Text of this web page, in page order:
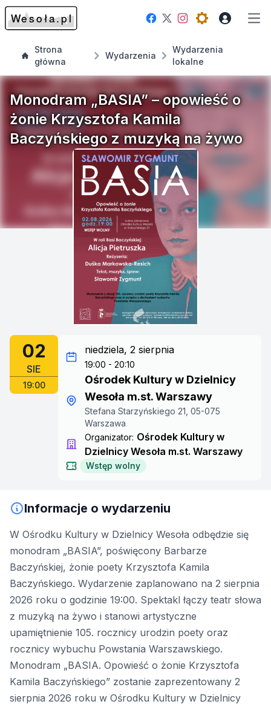
Facebook
TwitterInstagram
Open theme
Strona
główna
Wydarzenia
Wydarzenia
lokalne
Monodram „BASIA” – opowieść o
żonie Krzysztofa Kamila
Baczyńskiego z muzyką na żywo
02
SIE
19:00
niedziela, 2 sierpnia
19:00 - 20:10
Ośrodek Kultury w Dzielnicy
Wesoła m.st. Warszawy
Stefana Starzyńskiego 21, 05-075
Warszawa
Organizator: Ośrodek Kultury w
Dzielnicy Wesoła m.st. Warszawy
Wstęp wolny
Informacje o wydarzeniu
W Ośrodku Kultury w Dzielnicy Wesoła odbędzie się
monodram „BASIA”, poświęcony Barbarze
Baczyńskiej, żonie poety Krzysztofa Kamila
Baczyńskiego. Wydarzenie zaplanowano na 2 sierpnia
2026 roku o godzinie 19:00. Spektakl łączy teatr słowa
z muzyką na żywo i stanowi artystyczne
upamiętnienie 105. rocznicy urodzin poety oraz
rocznicy wybuchu Powstania Warszawskiego.
Monodram „BASIA. Opowieść o żonie Krzysztofa
Kamila Baczyńskiego” zostanie zaprezentowany 2
sierpnia 2026 roku w Ośrodku Kultury w Dzielnicy